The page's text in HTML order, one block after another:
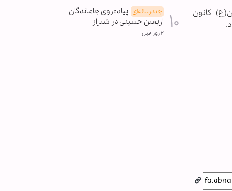
کانون
چندرسانه‌ای پیاده‌روی جاماندگان
اربعین حسینی در شیراز
۲ روز قبل